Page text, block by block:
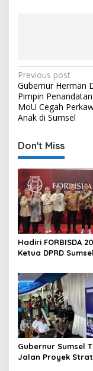
P
o
s
t
n
a
v
i
g
a
t
i
o
n
Previous post
Gubernur Herman
Pimpin
MoU Cegah
Anak di Sumsel
Don't Miss
Hadiri FORBISDA
Ketua DPRD
Kekuatan Ekonomi
Gubernur Sumsel
Jalan Proyek